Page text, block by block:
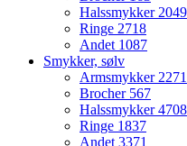
Halssmykker 2049
Ringe 2718
Andet 1087
Smykker, sølv
Armsmykker 2271
Brocher 567
Halssmykker4708
Ringe 1837
Andet 3371